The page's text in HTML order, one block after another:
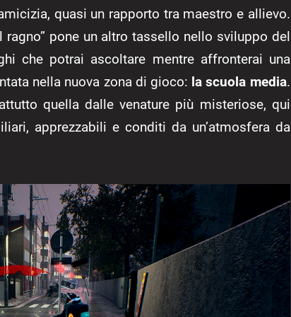
quasi un rapporto tra maestro e allievo.
pone un altro tassello nello sviluppo del
che potrai ascoltare mentre affronterai una
nella nuova zona di gioco: la scuola media.
quella dalle venature più misteriose, qui
apprezzabili e conditi da un’atmosfera da